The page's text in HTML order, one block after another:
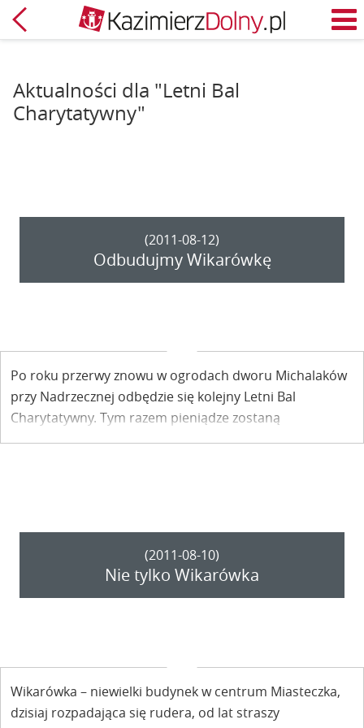
Powrót
Aktualności dla "Letni Bal
Charytatywny"
(2011-08-12)
Odbudujmy Wikarówkę
Po roku przerwy znowu w ogrodach dworu Michalaków
przy Nadrzecznej odbędzie się kolejny Letni Bal
Charytatywny. Tym razem pieniądze zostaną
przeznaczone na odbudowę Wikarówki.Obrazy
(2011-08-10)
Nie tylko Wikarówka
Wikarówka – niewielki budynek w centrum Miasteczka,
dzisiaj rozpadająca się rudera, od lat straszy